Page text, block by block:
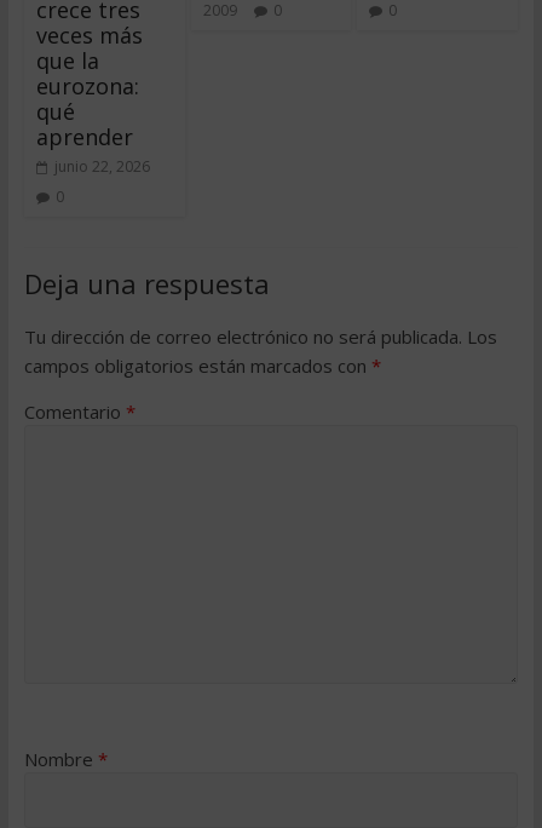
crece tres
veces más
que la
eurozona:
qué
aprender
junio 22, 2026
0
2009 0 0
Deja una respuesta
Tu dirección de correo electrónico no será publicada. Los
campos obligatorios están marcados con *
Comentario *
Nombre *